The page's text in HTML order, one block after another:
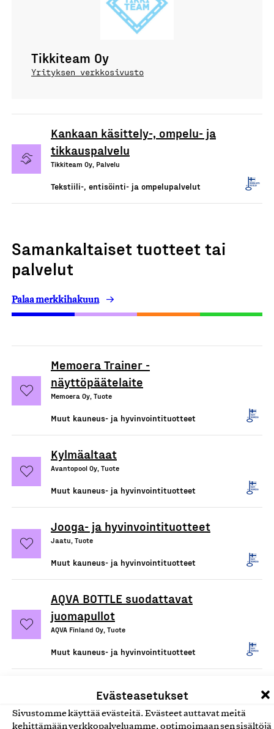
Evästeasetukset
Sivustomme käyttää evästeitä. Evästeet auttavat meitä
kehittämään verkkopalveluamme, optimoimaan sen sisältöjä
Tikkiteam Oy
Yrityksen verkkosivusto
Kankaan käsittely-, ompelu- ja
tikkauspalvelu
Tikkiteam Oy, Palvelu
Tekstiili-, entisöinti- ja ompelupalvelut
Samankaltaiset tuotteet tai
palvelut
Palaa merkkihakuun
Memoera Trainer -
näyttöpäätelaite
Memoera Oy, Tuote
Muut kauneus- ja hyvinvointituotteet
Kylmäaltaat
Avantopool Oy, Tuote
Muut kauneus- ja hyvinvointituotteet
Jooga- ja hyvinvointituotteet
Jaatu, Tuote
Muut kauneus- ja hyvinvointituotteet
AQVA BOTTLE suodattavat
juomapullot
AQVA Finland Oy, Tuote
Muut kauneus- ja hyvinvointituotteet
Promilletesti
Testi Technologies Oy, Tuote
Muut kauneus- ja hyvinvointituotteet